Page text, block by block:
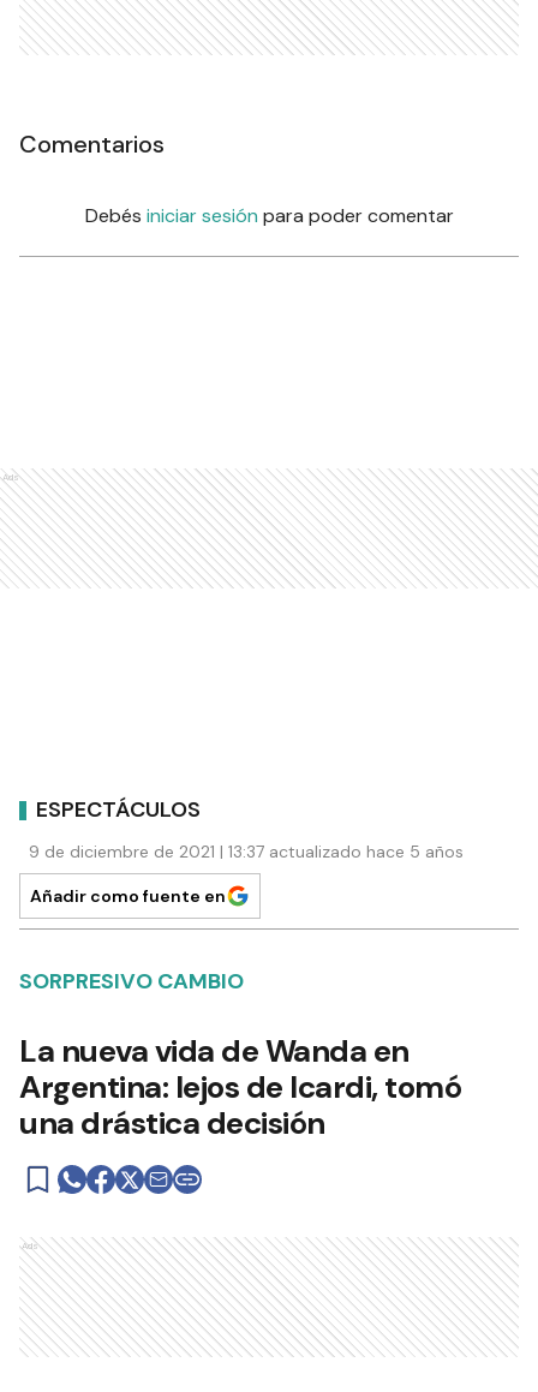
Comentarios
Debés iniciar sesión para poder comentar
Ads
ESPECTÁCULOS
9 de diciembre de 2021 | 13:37 actualizado hace 5 años
Añadir como fuente en
SORPRESIVO CAMBIO
La nueva vida de Wanda en
Argentina: lejos de Icardi, tomó
una drástica decisión
Ads